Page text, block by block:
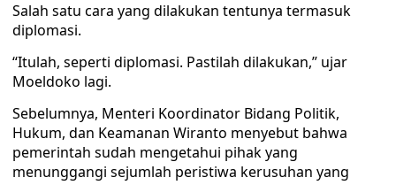
Salah satu cara yang dilakukan tentunya termasuk
diplomasi.
“Itulah, seperti diplomasi. Pastilah dilakukan,” ujar
Moeldoko lagi.
Sebelumnya, Menteri Koordinator Bidang Politik,
Hukum, dan Keamanan Wiranto menyebut bahwa
pemerintah sudah mengetahui pihak yang
menunggangi sejumlah peristiwa kerusuhan yang